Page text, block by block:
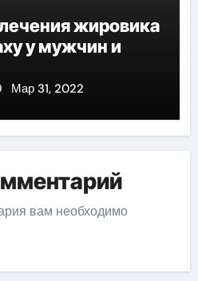
жировика
у мужчин и
Мар 31, 2022
вам необходимо